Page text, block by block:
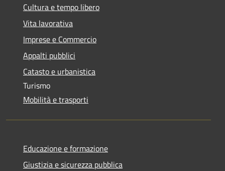
Cultura e tempo libero
Vita lavorativa
Imprese e Commercio
Appalti pubblici
Catasto e urbanistica
Turismo
Mobilità e trasporti
Educazione e formazione
Giustizia e sicurezza pubblica